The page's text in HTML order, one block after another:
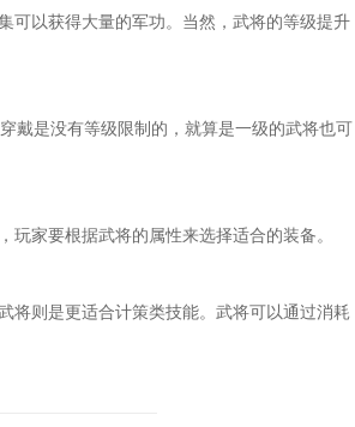
以获得大量的军功。当然，武将的等级提升
是没有等级限制的，就算是一级的武将也可
家要根据武将的属性来选择适合的装备。
则是更适合计策类技能。武将可以通过消耗